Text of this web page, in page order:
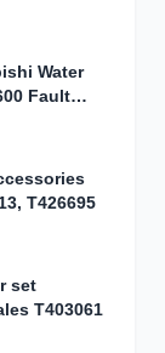
Water
Fault
T426695
set
T403061